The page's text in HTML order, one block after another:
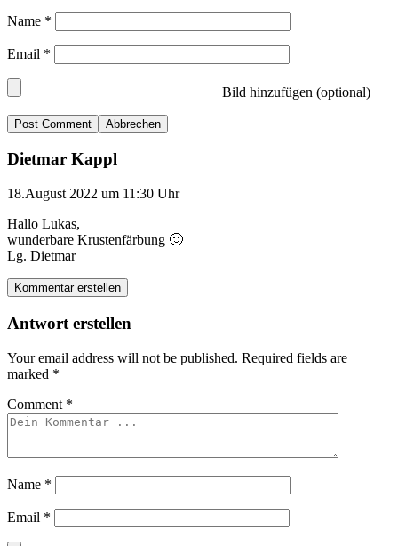
Name *
Email *
Bild hinzufügen (optional)
Abbrechen
Dietmar Kappl
18.August 2022 um 11:30 Uhr
Hallo Lukas,
wunderbare Krustenfärbung 🙂
Lg. Dietmar
Kommentar erstellen
Antwort erstellen
Your email address will not be published. Required fields are
marked *
Comment *
Name *
Email *